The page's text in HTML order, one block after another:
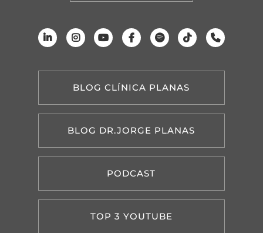
BLOG CLÍNICA PLANAS
BLOG DR.JORGE PLANAS
PODCAST
TOP 3 YOUTUBE